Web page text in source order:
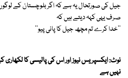
جیل کی صورتحال یہ ہے کہ اگر بلوچستان کے
صرف یہی کہہ دیتے ہیں کہ
''خدا کرے تم مچھ جیل کا پانی پیو''
نوٹ: ایکسپریس نیوز اور اس کی پالیسی کا
نہیں ہے